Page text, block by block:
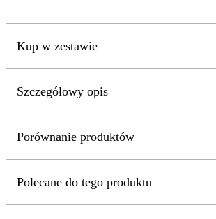
Kup w zestawie
Szczegółowy opis
Porównanie produktów
Polecane do tego produktu